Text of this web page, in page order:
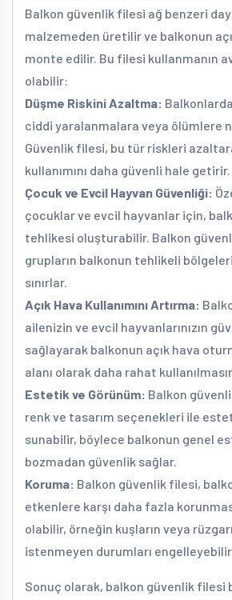
Balkon güvenlik filesi ağ benzeri
malzemeden üretilir ve balkonun
monte edilir. Bu filesi kullanmanın
olabilir:
Düşme Riskini Azaltma:
ciddi yaralanmalara veya ölümlere
Güvenlik filesi, bu tür riskleri
kullanımını daha güvenli hale getirir.
Çocuk ve Evcil Hayvan Güvenliği:
çocuklar ve evcil hayvanlar için,
tehlikesi oluşturabilir. Balkon
grupların balkonun tehlikeli
sınırlar.
Açık Hava Kullanımını Artırma:
ailenizin ve evcil hayvanlarınızın
sağlayarak balkonun açık hava
alanı olarak daha rahat
Estetik ve Görünüm: Balkon
renk ve tasarım seçenekleri ile
sunabilir, böylece balkonun genel
bozmadan güvenlik sağlar.
Koruma: Balkon güvenlik filesi,
etkenlere karşı daha fazla
olabilir, örneğin kuşların veya
istenmeyen durumları
Sonuç olarak, balkon güvenlik filesi